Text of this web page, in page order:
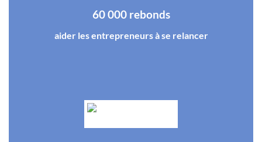
60 000 rebonds
aider les entrepreneurs à se relancer